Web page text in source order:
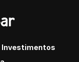
Investimentos